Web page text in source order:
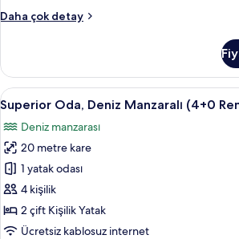
fotoğrafları
Daha çok detay
Superior
(3+0
Renovated)
hakkında
daha
fazla
detay
Superior
Oda,
Deniz
Manzaralı
(4+0
Renovated)
için
tüm
Masa,
2
Superior Oda, Deniz Manzaralı (4+0
Deniz manzarası
20 metre kare
1 yatak odası
4 kişilik
2 çift Kişilik Yatak
Ücretsiz kablosuz internet